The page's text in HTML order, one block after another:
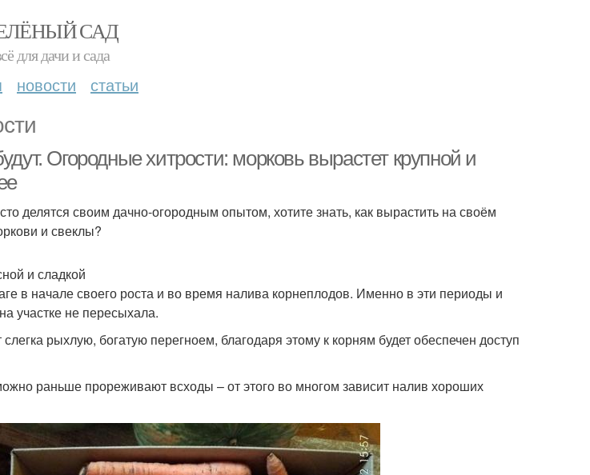
САД
для дачи и сада
новости статьи
Огородные хитрости: морковь вырастет крупной и
делятся своим дачно-огородным опытом, хотите знать, как вырастить на своём
и свеклы?
и сладкой
в начале своего роста и во время налива корнеплодов. Именно в эти периоды и
участке не пересыхала.
рыхлую, богатую перегноем, благодаря этому к корням будет обеспечен доступ
раньше прореживают всходы – от этого во многом зависит налив хороших